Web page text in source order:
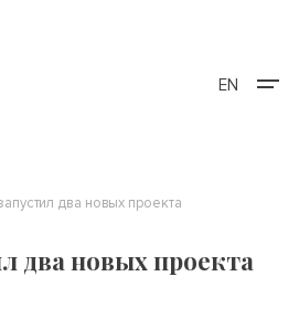
EN
два новых проекта
два новых проекта